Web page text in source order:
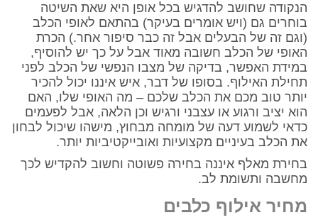
הנקודה שחושב להדגיש בכל אופן היא שאת השיטה
בוחרים גם (ויש אומרים בעיקר) בהתאם לאופי הכלב
(וגם זה של הבעלים אבל זה כבר סיפור אחר.) הכרת
האופי של הכלב חשובה מאוד אבל על כך יש להוסיף,
במידת האפשר, בדיקה של מצבו הנפשי של הכלב לפני
תחילת האילוף. בסופו של דבר, איש איננו יכול להכיר
יותר טוב מכם את הכלב שלכם – מה האופי שלו, האם
הוא יציב ורגוע או עצבני ורגיש וכן הלאה, אבל לפעמים
כדאי לשמוע דעה של מומחה מבחוץ, מישהו שיכול לבחון
את הכלב בעיניים מקצועיות ואובייקטיביות יותר.
בחירת מאלף איננה בחירה פשוטה וחשוב להקדיש לכך
מחשבה ותשומת לב.
מחיר אילוף כלבים